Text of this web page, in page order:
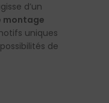
d’un
montage
uniques
de